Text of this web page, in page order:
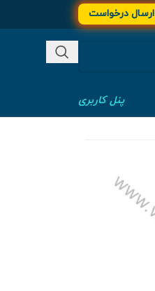
ارسال درخواست
پنل کاربری